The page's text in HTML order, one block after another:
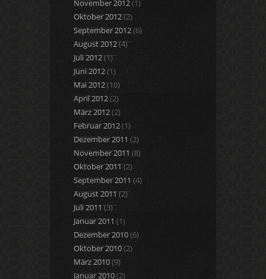
November 2012(1)
Oktober 2012(2)
September 2012(6)
August 2012(4)
Juli 2012(1)
Juni 2012(1)
Mai 2012(10)
April 2012(2)
März 2012(2)
Februar 2012(1)
Dezember 2011 (2)
November 2011 (8)
Oktober 2011(2)
September 2011(4)
August 2011(2)
Juli 2011(3)
Januar 2011 (1)
Dezember 2010(6)
Oktober 2010(2)
März 2010(9)
Januar 2010(2)